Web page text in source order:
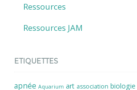
Ressources
Ressources JAM
ETIQUETTES
apnée Aquarium art association biologie